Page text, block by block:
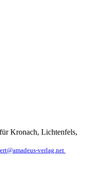
Kronach, Lichtenfels,
verlag.net